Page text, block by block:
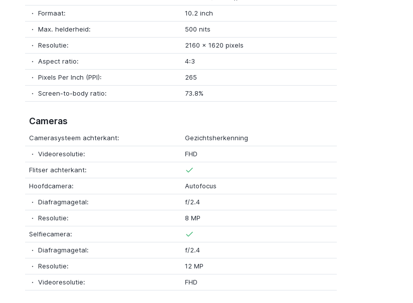
Formaat:
10.2 inch
Max. helderheid:
500 nits
Resolutie:
2160 x 1620 pixels
Aspect ratio:
4:3
Pixels Per Inch (PPI):
265
Screen-to-body ratio:
73.8%
Cameras
Camerasysteem achterkant:
Gezichtsherkenning
Videoresolutie:
FHD
Flitser achterkant:
Hoofdcamera:
Autofocus
Diafragmagetal:
f/2.4
Resolutie:
8 MP
Selfiecamera:
Diafragmagetal:
f/2.4
Resolutie:
12 MP
Videoresolutie:
FHD